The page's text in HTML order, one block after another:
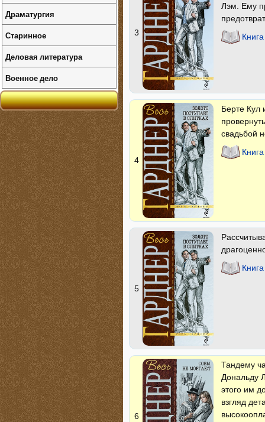
3
Лэм. Ему
4
Берте Кул
свадьбой
5
6
Тандему
Дональду
этого им
взгляд
Драматургия
Старинное
Деловая литература
Военное дело